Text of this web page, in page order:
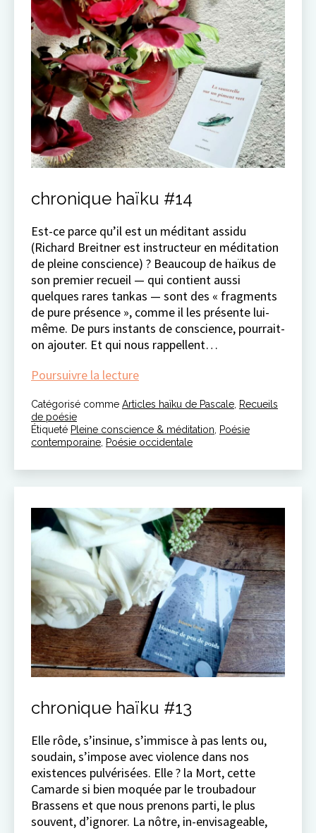
chronique haïku #14
Est-ce parce qu’il est un méditant assidu
(Richard Breitner est instructeur en méditation
de pleine conscience) ? Beaucoup de haïkus de
son premier recueil — qui contient aussi
quelques rares tankas — sont des « fragments
de pure présence », comme il les présente lui-
même. De purs instants de conscience, pourrait-
on ajouter. Et qui nous rappellent…
Poursuivre la lecturechronique
#14
Catégorisé comme Articles haïku de Pascale, Recueils
de poésie
Étiqueté Pleine conscience & méditation, Poésie
contemporaine, Poésie occidentale
chronique haïku #13
Elle rôde, s’insinue, s’immisce à pas lents ou,
soudain, s’impose avec violence dans nos
existences pulvérisées. Elle ? la Mort, cette
Camarde si bien moquée par le troubadour
Brassens et que nous prenons parti, le plus
souvent, d’ignorer. La nôtre, in-envisageable,